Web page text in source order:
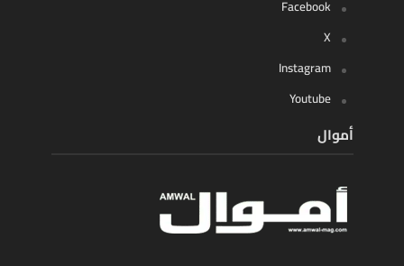
Facebook
X
Instagram
Youtube
أموال